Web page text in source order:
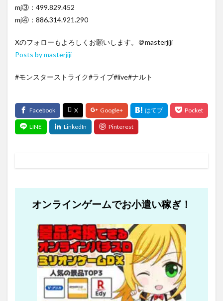
mj③：499.829.452
mj④：886.314.921.290
Xのフォローもよろしくお願いします。＠masterjiji
Posts by masterjiji
#モンスターストライク#ライブ#live#ナルト
オンラインゲームでお小遣い稼ぎ！